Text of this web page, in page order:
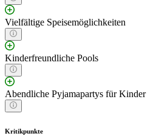
Vielfältige Speisemöglichkeiten
Kinderfreundliche Pools
Abendliche Pyjamapartys für Kinder
Kritikpunkte